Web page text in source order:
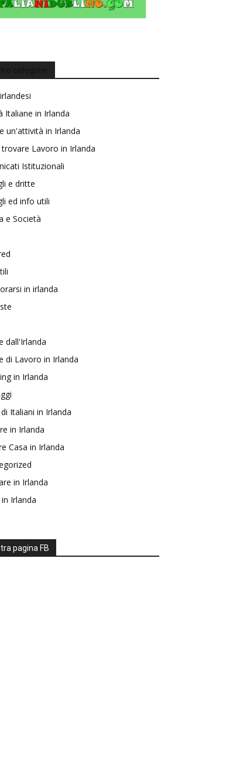
Italiane in Irlanda
un'attività in Irlanda
Lavoro in Irlanda
Istituzionali
e dritte
ed info utili
e Società
in irlanda
dall'Irlanda
di Lavoro in Irlanda
in Irlanda
Italiani in Irlanda
in Irlanda
Casa in Irlanda
in Irlanda
Irlanda
pagina FB